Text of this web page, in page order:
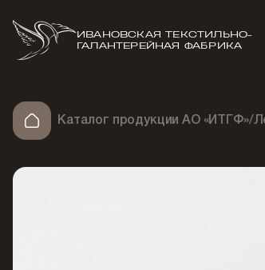
ИВАНОВСКАЯ ТЕКСТИЛЬНО-
ГАЛАНТЕРЕЙНАЯ ФАБРИКА
Каталог продукции АО «ИТГФ»/